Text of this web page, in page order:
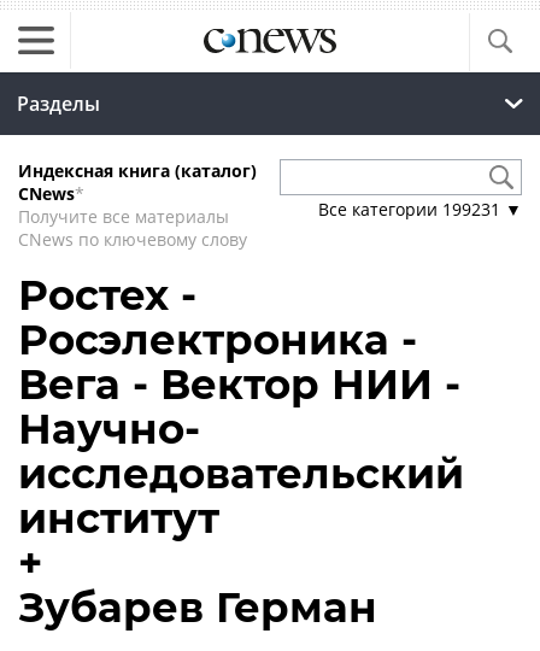
Разделы
Индексная книга (каталог)
CNews*
Получите все материалы
CNews по ключевому слову
Все категории 199231 ▼
Ростех -
Росэлектроника -
Вега - Вектор НИИ -
Научно-
исследовательский
институт
+
Зубарев Герман